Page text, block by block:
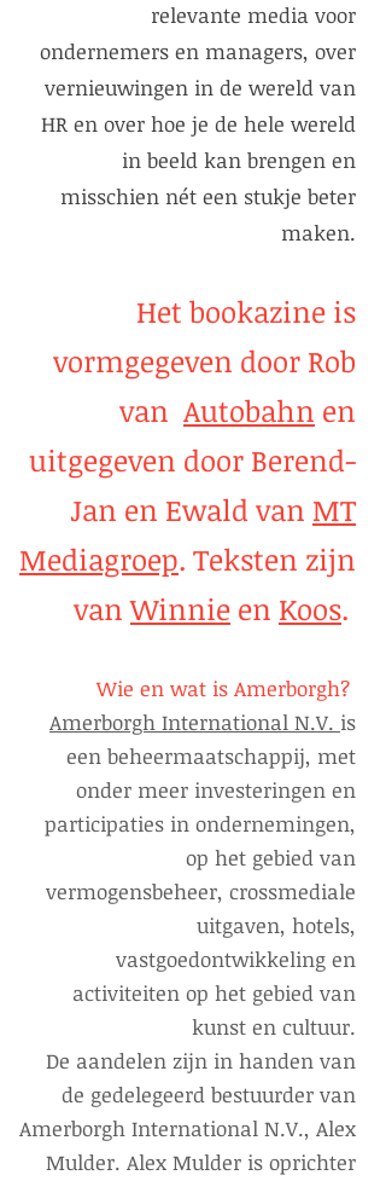
relevante media voor
ondernemers en managers, over
vernieuwingen in de wereld van
HR en over hoe je de hele wereld
in beeld kan brengen en
misschien nét een stukje beter
maken.
Het bookazine is
vormgegeven door Rob
van Autobahn en
uitgegeven door Berend-
Jan en Ewald van MT
Mediagroep. Teksten zijn
vanWinnie en Koos.
Wie en wat is Amerborgh?
Amerborgh International N.V. is
een beheermaatschappij, met
onder meer investeringen en
participaties in ondernemingen,
op het gebied van
vermogensbeheer, crossmediale
uitgaven, hotels,
vastgoedontwikkeling en
activiteiten op het gebied van
kunst en cultuur.
De aandelen zijn in handen van
de gedelegeerd bestuurder van
Amerborgh International N.V., Alex
Mulder. Alex Mulder is oprichter